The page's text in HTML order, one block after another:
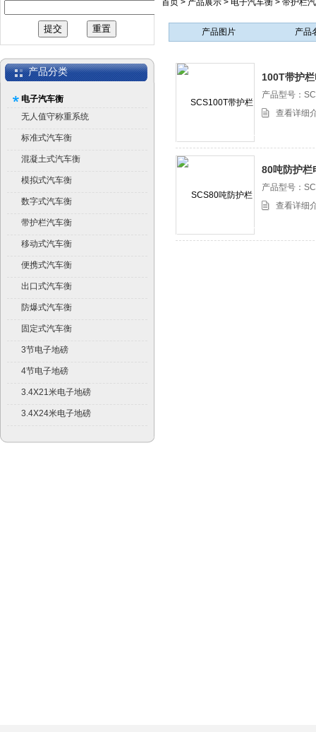
产品分类
电子汽车衡
无人值守称重系统
标准式汽车衡
混凝土式汽车衡
模拟式汽车衡
数字式汽车衡
带护栏汽车衡
移动式汽车衡
便携式汽车衡
出口式汽车衡
防爆式汽车衡
固定式汽车衡
3节电子地磅
4节电子地磅
3.4X21米电子地磅
3.4X24米电子地磅
首页 > 产品展示 > 电子汽车衡 > 带护栏
产品图片 产品
100T带护
产品型号：
查看详细
80吨防护栏
产品型号：
查看详细